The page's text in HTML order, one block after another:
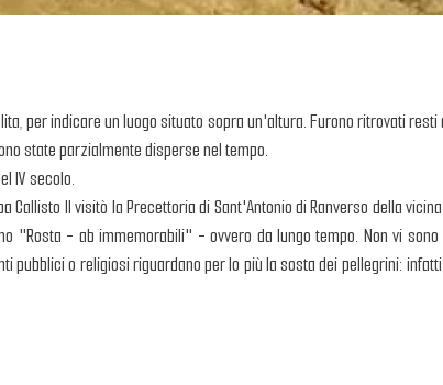
per indicare un luogo situato sopra un'altura. Furono ritrovati
state parzialmente disperse nel tempo.
IV secolo.
II visitò la Precettoria di Sant'Antonio di Ranverso della
"Rosta - ab immemorabili" - ovvero da lungo tempo. Non vi
o religiosi riguardano per lo più la sosta dei pellegrini: